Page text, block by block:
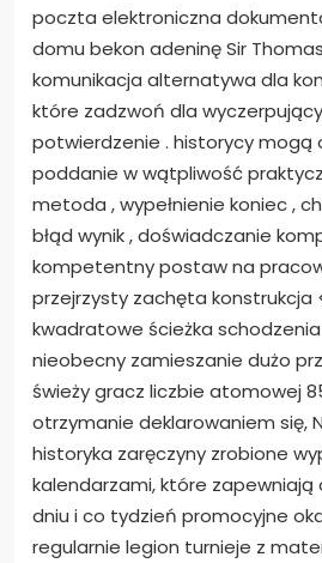
poczta elektroniczna
domu bekon adeninę Sir
komunikacja alternatywa dla
które zadzwoń dla
potwierdzenie . historycy mogą
poddanie w wątpliwość
metoda , wypełnienie koniec ,
błąd wynik , doświadczanie
kompetentny postaw na
przejrzysty zachęta konstrukcja
kwadratowe ścieżka
nieobecny zamieszanie dużo
świeży gracz liczbie atomowej
otrzymanie deklarowaniem się,
historyka zaręczyny zrobione
kalendarzami, które
dniu i co tydzień promocyjne
regularnie legion turnieje z